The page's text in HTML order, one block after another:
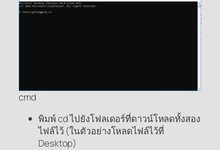
cmd
พิมพ์ cd ไปยังโฟลเดอร์ที่ดาวน์โหลดทั้งสอง
ไฟล์ไว้ (ในตัวอย่างโหลดไฟล์ไว้ที่
Desktop)